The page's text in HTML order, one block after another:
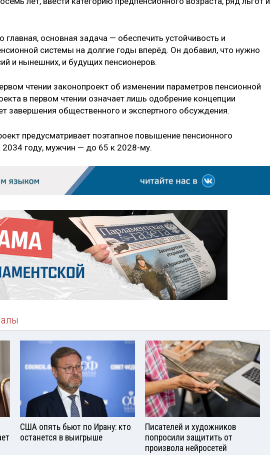
главная, основная задача — обеспечить устойчивость и
системы на долгие годы вперёд. Он добавил, что нужно
и нынешних, и будущих пенсионеров.
чтении законопроект об изменении параметров пенсионной
в первом чтении означает лишь одобрение концепции
завершения общественного и экспертного обсуждения.
предусматривает поэтапное повышение пенсионного
году, мужчин — до 65 к 2028-му.
США опять бьют по Ирану: кто
останется в выигрыше
Писателей и художников
попросили защитить от
произвола нейросетей